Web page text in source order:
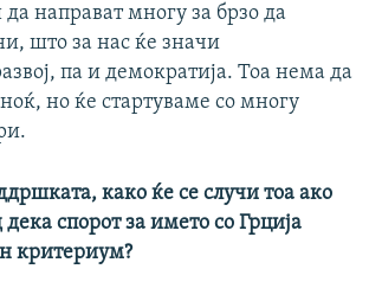
направат многу за брзо да
што за нас ќе значи
па и демократија. Тоа нема да
но ќе стартуваме со многу
како ќе се случи тоа ако
спорот за името со Грција
критериум?